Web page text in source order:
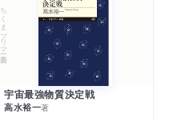
ちくまプリマー新書
宇宙最強物質決定戦
高水裕一著